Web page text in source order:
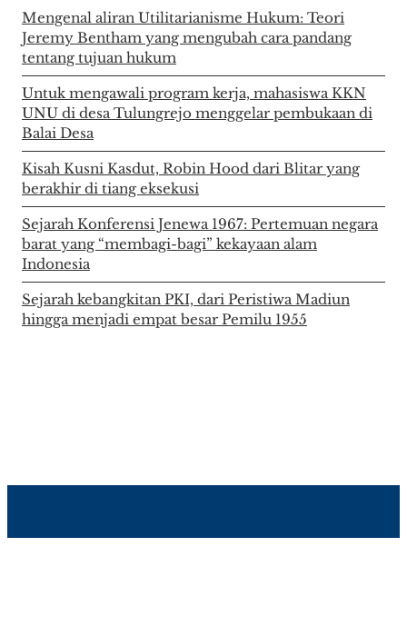
Mengenal aliran Utilitarianisme Hukum: Teori
Jeremy Bentham yang mengubah cara pandang
tentang tujuan hukum
Untuk mengawali program kerja, mahasiswa KKN
UNU di desa Tulungrejo menggelar pembukaan di
Balai Desa
Kisah Kusni Kasdut, Robin Hood dari Blitar yang
berakhir di tiang eksekusi
Sejarah Konferensi Jenewa 1967: Pertemuan negara
barat yang “membagi-bagi” kekayaan alam
Indonesia
Sejarah kebangkitan PKI, dari Peristiwa Madiun
hingga menjadi empat besar Pemilu 1955